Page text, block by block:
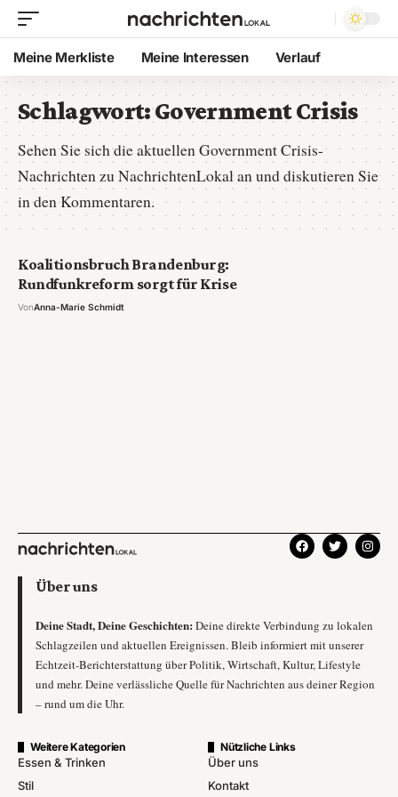
Meine Merkliste Meine Interessen Verlauf
Schlagwort:Government Crisis
Sehen Sie sich die aktuellen Government Crisis-
Nachrichten zu NachrichtenLokal an und diskutieren Sie
in den Kommentaren.
Koalitionsbruch Brandenburg:
Rundfunkreform sorgt für Krise
VonAnna-Marie Schmidt
Über uns
Deine Stadt, Deine Geschichten: Deine direkte Verbindung zu lokalen
Schlagzeilen und aktuellen Ereignissen. Bleib informiert mit unserer
Echtzeit-Berichterstattung über Politik, Wirtschaft, Kultur, Lifestyle
und mehr. Deine verlässliche Quelle für Nachrichten aus deiner Region
– rund um die Uhr.
Weitere Kategorien
Essen & Trinken
Stil
Nützliche Links
Über uns
Kontakt